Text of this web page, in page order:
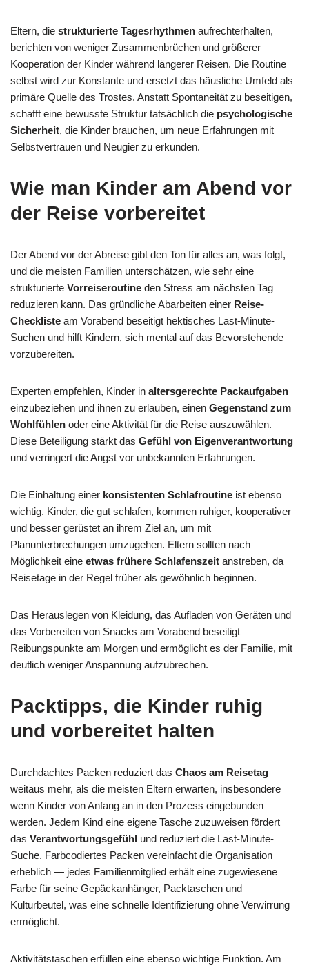
Eltern, die strukturierte Tagesrhythmen aufrechterhalten,
berichten von weniger Zusammenbrüchen und größerer
Kooperation der Kinder während längerer Reisen. Die Routine
selbst wird zur Konstante und ersetzt das häusliche Umfeld als
primäre Quelle des Trostes. Anstatt Spontaneität zu beseitigen,
schafft eine bewusste Struktur tatsächlich die psychologische
Sicherheit, die Kinder brauchen, um neue Erfahrungen mit
Selbstvertrauen und Neugier zu erkunden.
Wie man Kinder am Abend vor
der Reise vorbereitet
Der Abend vor der Abreise gibt den Ton für alles an, was folgt,
und die meisten Familien unterschätzen, wie sehr eine
strukturierte Vorreiseroutine den Stress am nächsten Tag
reduzieren kann. Das gründliche Abarbeiten einer Reise-
Checkliste am Vorabend beseitigt hektisches Last-Minute-
Suchen und hilft Kindern, sich mental auf das Bevorstehende
vorzubereiten.
Experten empfehlen, Kinder in altersgerechte Packaufgaben
einzubeziehen und ihnen zu erlauben, einen Gegenstand zum
Wohlfühlen oder eine Aktivität für die Reise auszuwählen.
Diese Beteiligung stärkt das Gefühl von Eigenverantwortung
und verringert die Angst vor unbekannten Erfahrungen.
Die Einhaltung einer konsistenten Schlafroutine ist ebenso
wichtig. Kinder, die gut schlafen, kommen ruhiger, kooperativer
und besser gerüstet an ihrem Ziel an, um mit
Planunterbrechungen umzugehen. Eltern sollten nach
Möglichkeit eine etwas frühere Schlafenszeit anstreben, da
Reisetage in der Regel früher als gewöhnlich beginnen.
Das Herauslegen von Kleidung, das Aufladen von Geräten und
das Vorbereiten von Snacks am Vorabend beseitigt
Reibungspunkte am Morgen und ermöglicht es der Familie, mit
deutlich weniger Anspannung aufzubrechen.
Packtipps, die Kinder ruhig
und vorbereitet halten
Durchdachtes Packen reduziert das Chaos am Reisetag
weitaus mehr, als die meisten Eltern erwarten, insbesondere
wenn Kinder von Anfang an in den Prozess eingebunden
werden. Jedem Kind eine eigene Tasche zuzuweisen fördert
das Verantwortungsgefühl und reduziert die Last-Minute-
Suche. Farbcodiertes Packen vereinfacht die Organisation
erheblich — jedes Familienmitglied erhält eine zugewiesene
Farbe für seine Gepäckanhänger, Packtaschen und
Kulturbeutel, was eine schnelle Identifizierung ohne Verwirrung
ermöglicht.
Aktivitätstaschen erfüllen eine ebenso wichtige Funktion. Am